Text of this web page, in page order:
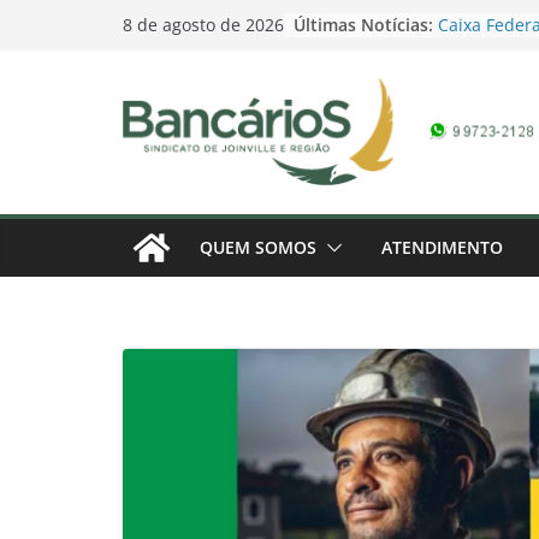
8 de agosto de 2026 Últimas Notícias: Caixa
pela
domingo
Contagem
Bancários
Banco do
Campanha
QUEM SOMOS ATENDIMENTO